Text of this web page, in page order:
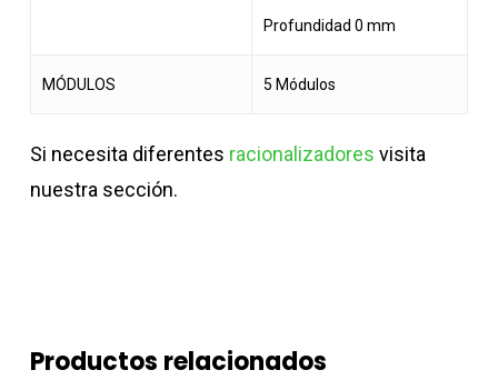
Profundidad 0 mm
MÓDULOS 5 Módulos
Si necesita diferentes racionalizadores visita
nuestra sección.
Productos relacionados